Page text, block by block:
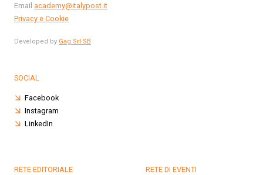
Email academy@italypost.it
Privacy e Cookie
Developed by Gag Srl SB
SOCIAL
Facebook
Instagram
LinkedIn
RETE EDITORIALE RETE DI EVENTI